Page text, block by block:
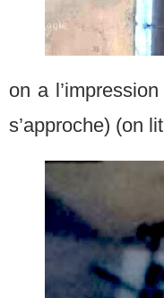
on a
s’approche) (on